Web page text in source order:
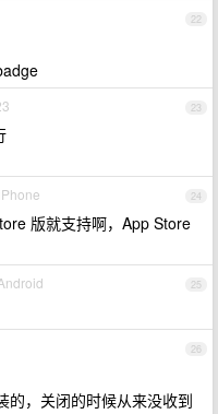
22
23
24
版就支持啊，App Store
25
26
的，关闭的时候从来没收到